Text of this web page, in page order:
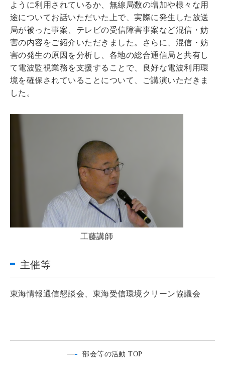
ように利用されているか、無線局数の増加や様々な用
途についてお話いただいた上で、実際に発生した放送
局が被った事案、テレビの受信障害事案など混信・妨
害の内容をご紹介いただきました。さらに、混信・妨
害の発生の原因を分析し、各地の総合通信局と共有し
て電波監視業務を支援することで、良好な電波利用環
境を確保されていることについて、ご講演いただきま
した。
工藤講師
主催等
東海情報通信懇談会、東海受信環境クリーン協議会
部会等の活動 TOP